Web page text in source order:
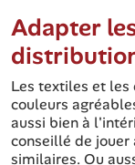
Adapter
Les textiles et
couleurs
aussi bien à
conseillé de jouer
similaires. Ou